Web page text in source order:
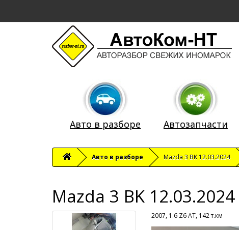
Авто в разборе Автозапчасти
Авто в разборе Mazda 3 BK 12.03.2024
Mazda 3 BK 12.03.2024
2007, 1.6 Z6 AT, 142 т.км